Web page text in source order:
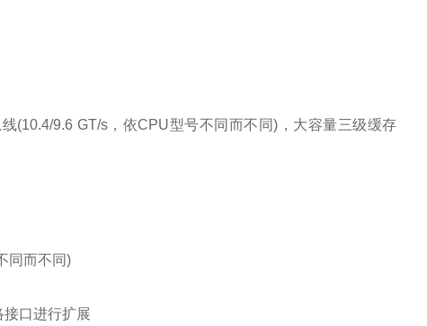
(10.4/9.6 GT/s，依CPU型号不同而不同)，大容量三级缓存
同而不同)
口进行扩展